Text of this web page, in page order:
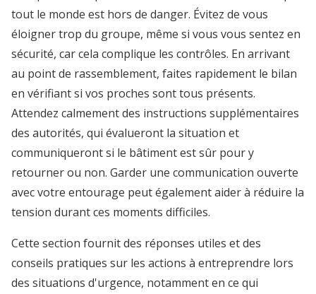
tout le monde est hors de danger. Évitez de vous
éloigner trop du groupe, même si vous vous sentez en
sécurité, car cela complique les contrôles. En arrivant
au point de rassemblement, faites rapidement le bilan
en vérifiant si vos proches sont tous présents.
Attendez calmement des instructions supplémentaires
des autorités, qui évalueront la situation et
communiqueront si le bâtiment est sûr pour y
retourner ou non. Garder une communication ouverte
avec votre entourage peut également aider à réduire la
tension durant ces moments difficiles.
Cette section fournit des réponses utiles et des
conseils pratiques sur les actions à entreprendre lors
des situations d'urgence, notamment en ce qui